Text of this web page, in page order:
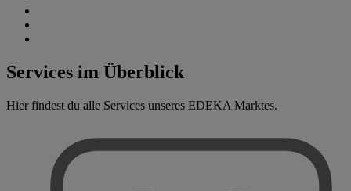
Services im Überblick
Hier findest du alle Services unseres EDEKA Marktes.